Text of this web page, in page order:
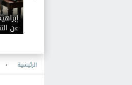
عن
الرئيسية ›